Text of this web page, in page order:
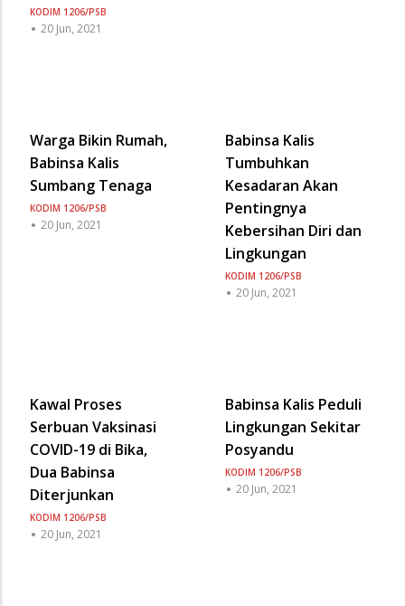
KODIM 1206/PSB
20 Jun, 2021
Warga Bikin Rumah,
Babinsa Kalis
Sumbang Tenaga
KODIM 1206/PSB
20 Jun, 2021
Babinsa Kalis
Tumbuhkan
Kesadaran Akan
Pentingnya
Kebersihan Diri dan
Lingkungan
KODIM 1206/PSB
20 Jun, 2021
Kawal Proses
Serbuan Vaksinasi
COVID-19 di Bika,
Dua Babinsa
Diterjunkan
KODIM 1206/PSB
20 Jun, 2021
Babinsa Kalis Peduli
Lingkungan Sekitar
Posyandu
KODIM 1206/PSB
20 Jun, 2021